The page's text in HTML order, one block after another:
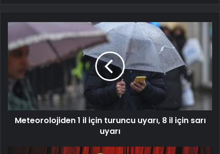
Meteorolojiden 1 il için turuncu uyarı, 8 il için sarı
uyarı